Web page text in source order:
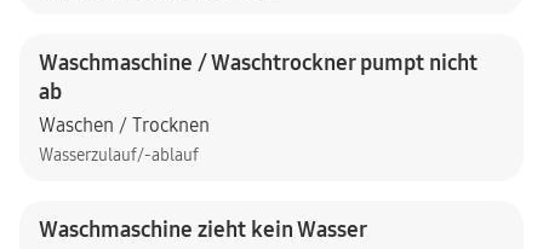
Waschmaschine / Waschtrockner pumpt nicht
ab
Waschen / Trocknen
Wasserzulauf/-ablauf
Waschmaschine zieht kein Wasser